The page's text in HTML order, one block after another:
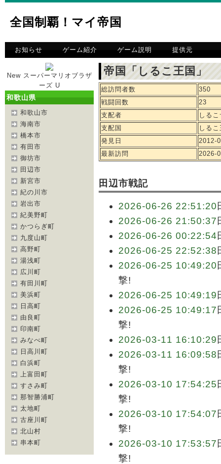
全国制覇！マイ帝国
お知らせ ゲーム紹介 ゲーム説明 提供元
New スーパーマリオブラザ
ーズ U
和歌山県
和歌山市
海南市
橋本市
有田市
御坊市
田辺市
新宮市
紀の川市
岩出市
紀美野町
かつらぎ町
九度山町
高野町
湯浅町
広川町
有田川町
美浜町
日高町
由良町
印南町
みなべ町
日高川町
白浜町
上富田町
すさみ町
那智勝浦町
太地町
古座川町
北山村
串本町
帝国「しるこ王国」
総訪問者数
350
戦闘回数
23
支配者
しる
支配国
しる
発見日
2012-
最新訪問
2026-
田辺市戦記
2026-06-26 22:51:20
2026-06-26 21:50:37
2026-06-26 00:22:54
2026-06-25 22:52:38
2026-06-25 10:49:20
撃!
2026-06-25 10:49:19
2026-06-25 10:49:17
撃!
2026-03-11 16:10:29
2026-03-11 16:09:58
撃!
2026-03-10 17:54:25
撃!
2026-03-10 17:54:07
撃!
2026-03-10 17:53:57
撃!